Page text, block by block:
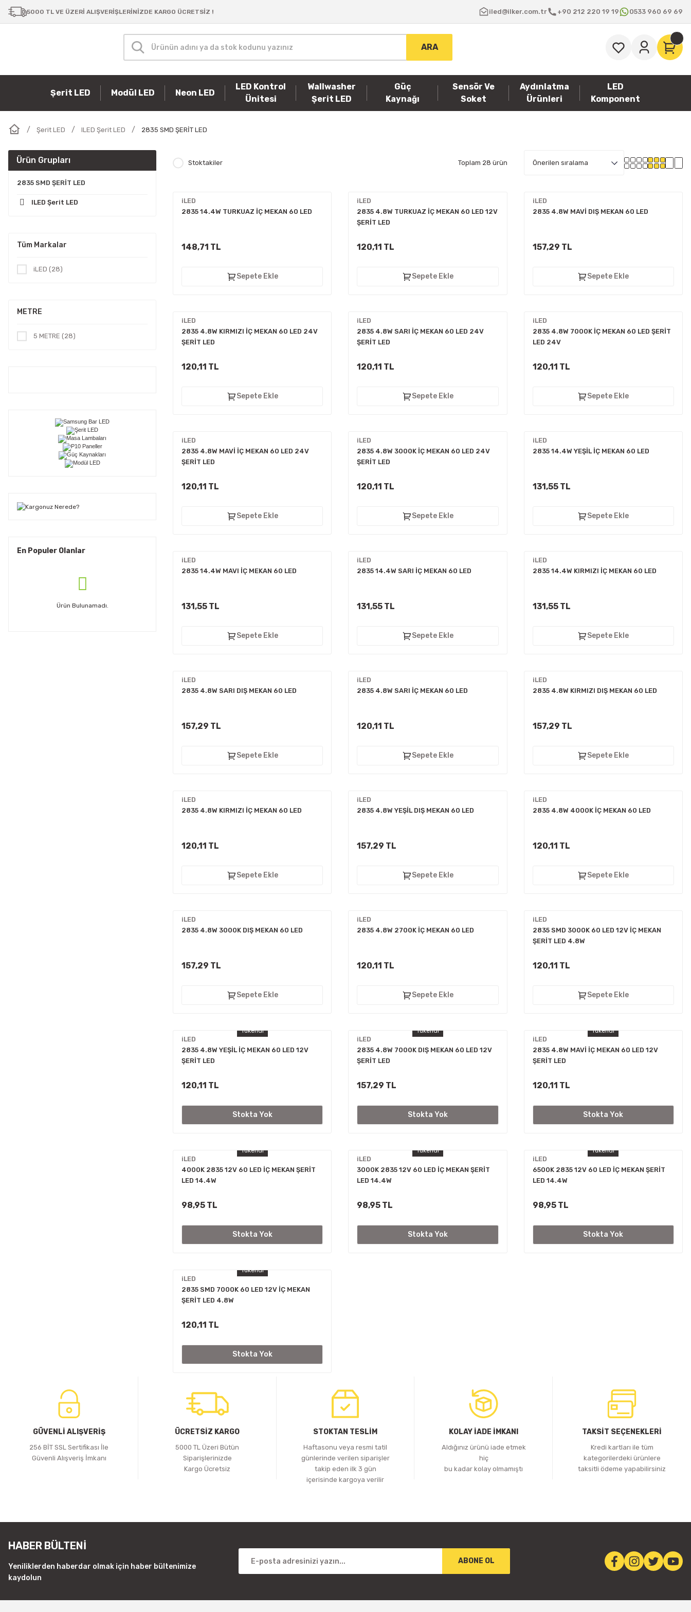
5000 TL VE ÜZERİ ALIŞVERİŞLERİNİZDE KARGO ÜCRETSİZ ! iled@ilker.com.tr +90 212 220 19 19 0533 960 69 69
ARA
Şerit LED Modül LED Neon LED
LED Kontrol
Ünitesi
Wallwasher
Şerit LED
Güç
Kaynağı
Sensör Ve
Soket
Aydınlatma
Ürünleri
LED
Komponent
Şerit LED ILED Şerit LED 2835 SMD ŞERİT LED
Ürün Grupları
2835 SMD ŞERİT LED
ILED Şerit LED
Tüm Markalar
iLED (28)
METRE
5 METRE (28)
Samsung Bar LED
Şerit LED
Masa Lambaları
P10 Paneller
Güç Kaynakları
Modül LED
En Populer Olanlar
Ürün Bulunamadı.
Stoktakiler Toplam 28 ürün
iLED
2835 14.4W TURKUAZ İÇ MEKAN 60 LED
148,71 TL
Sepete Ekle
iLED
2835 4.8W TURKUAZ İÇ MEKAN 60 LED 12V
ŞERİT LED
120,11 TL
Sepete Ekle
iLED
2835 4.8W MAVİ DIŞ MEKAN 60 LED
157,29 TL
Sepete Ekle
iLED
2835 4.8W KIRMIZI İÇ MEKAN 60 LED 24V
ŞERİT LED
120,11 TL
Sepete Ekle
iLED
2835 4.8W SARI İÇ MEKAN 60 LED 24V
ŞERİT LED
120,11 TL
Sepete Ekle
iLED
2835 4.8W 7000K İÇ MEKAN 60 LED ŞERİT
LED 24V
120,11 TL
Sepete Ekle
iLED
2835 4.8W MAVİ İÇ MEKAN 60 LED 24V
ŞERİT LED
120,11 TL
Sepete Ekle
iLED
2835 4.8W 3000K İÇ MEKAN 60 LED 24V
ŞERİT LED
120,11 TL
Sepete Ekle
iLED
2835 14.4W YEŞİL İÇ MEKAN 60 LED
131,55 TL
Sepete Ekle
iLED
2835 14.4W MAVI İÇ MEKAN 60 LED
131,55 TL
Sepete Ekle
iLED
2835 14.4W SARI İÇ MEKAN 60 LED
131,55 TL
Sepete Ekle
iLED
2835 14.4W KIRMIZI İÇ MEKAN 60 LED
131,55 TL
Sepete Ekle
iLED
2835 4.8W SARI DIŞ MEKAN 60 LED
157,29 TL
Sepete Ekle
iLED
2835 4.8W SARI İÇ MEKAN 60 LED
120,11 TL
Sepete Ekle
iLED
2835 4.8W KIRMIZI DIŞ MEKAN 60 LED
157,29 TL
Sepete Ekle
iLED
2835 4.8W KIRMIZI İÇ MEKAN 60 LED
120,11 TL
Sepete Ekle
iLED
2835 4.8W YEŞİL DIŞ MEKAN 60 LED
157,29 TL
Sepete Ekle
iLED
2835 4.8W 4000K İÇ MEKAN 60 LED
120,11 TL
Sepete Ekle
iLED
2835 4.8W 3000K DIŞ MEKAN 60 LED
157,29 TL
Sepete Ekle
iLED
2835 4.8W 2700K İÇ MEKAN 60 LED
120,11 TL
Sepete Ekle
iLED
2835 SMD 3000K 60 LED 12V İÇ MEKAN
ŞERİT LED 4.8W
120,11 TL
Sepete Ekle
Tükendi
iLED
2835 4.8W YEŞİL İÇ MEKAN 60 LED 12V
ŞERİT LED
120,11 TL
Stokta Yok
Tükendi
iLED
2835 4.8W 7000K DIŞ MEKAN 60 LED 12V
ŞERİT LED
157,29 TL
Stokta Yok
Tükendi
iLED
2835 4.8W MAVİ İÇ MEKAN 60 LED 12V
ŞERİT LED
120,11 TL
Stokta Yok
Tükendi
iLED
4000K 2835 12V 60 LED İÇ MEKAN ŞERİT
LED 14.4W
98,95 TL
Stokta Yok
Tükendi
iLED
3000K 2835 12V 60 LED İÇ MEKAN ŞERİT
LED 14.4W
98,95 TL
Stokta Yok
Tükendi
iLED
6500K 2835 12V 60 LED İÇ MEKAN ŞERİT
LED 14.4W
98,95 TL
Stokta Yok
Tükendi
iLED
2835 SMD 7000K 60 LED 12V İÇ MEKAN
ŞERİT LED 4.8W
120,11 TL
Stokta Yok
GÜVENLİ ALIŞVERİŞ
256 BİT SSL Sertifikası İle
Güvenli Alışveriş İmkanı
ÜCRETSİZ KARGO
5000 TL Üzeri Bütün
Siparişlerinizde
Kargo Ücretsiz
STOKTAN TESLİM
Haftasonu veya resmi tatil
günlerinde verilen siparişler
takip eden ilk 3 gün
içerisinde kargoya verilir
KOLAY İADE İMKANI
Aldığınız ürünü iade etmek
hiç
bu kadar kolay olmamıştı
TAKSİT SEÇENEKLERİ
Kredi kartları ile tüm
kategorilerdeki ürünlere
taksitli ödeme yapabilirsiniz
HABER BÜLTENİ
Yeniliklerden haberdar olmak için haber bültenimize
kaydolun
ABONE OL